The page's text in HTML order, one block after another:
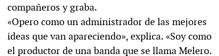
compañeros y graba.
«Opero como un administrador de las mejores
ideas que van apareciendo», explica. «Soy como
el productor de una banda que se llama Melero.